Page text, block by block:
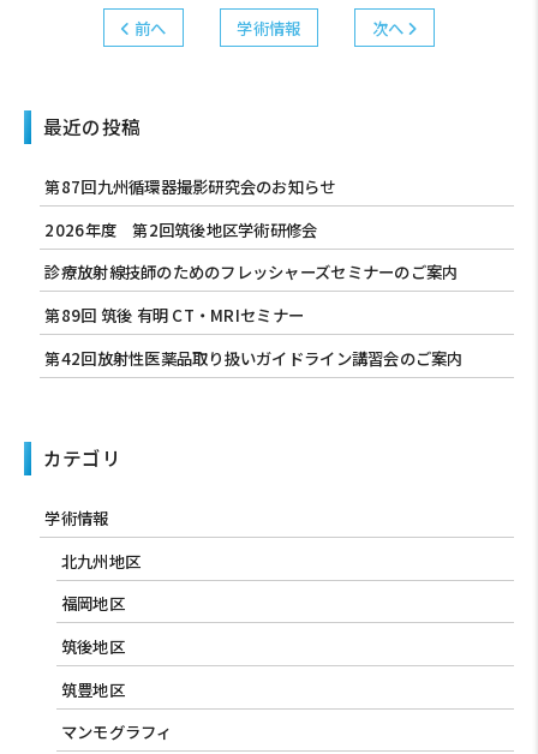
前へ 学術情報 次へ
最近の投稿
第87回九州循環器撮影研究会のお知らせ
2026年度 第2回筑後地区学術研修会
診療放射線技師のためのフレッシャーズセミナーのご案内
第89回 筑後 有明 CT・MRIセミナー
第42回放射性医薬品取り扱いガイドライン講習会のご案内
カテゴリ
学術情報
北九州地区
福岡地区
筑後地区
筑豊地区
マンモグラフィ